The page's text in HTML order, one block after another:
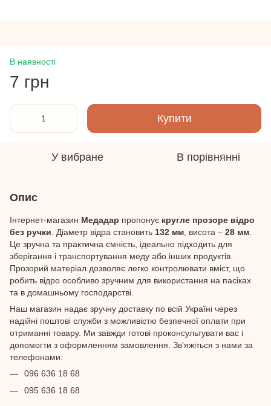
В наявності
7 грн
Купити
У вибране В порівнянні
Опис
Інтернет-магазин Медадар пропонує кругле прозоре відро
без ручки . Діаметр відра становить 132 мм , висота – 28 мм
Це зручна та практична ємність, ідеально підходить для
зберігання і транспортування меду або інших продуктів.
Прозорий матеріал дозволяє легко контролювати вміст, що
робить відро особливо зручним для використання на пасіках
та в домашньому господарстві.
Наш магазин надає зручну доставку по всій Україні через
надійні поштові служби з можливістю безпечної оплати при
отриманні товару. Ми завжди готові проконсультувати вас і
допомогти з оформленням замовлення. Зв'яжіться з нами за
телефонами:
096 636 18 68
095 636 18 68